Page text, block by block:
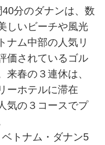
分のダナンは、数
しいビーチや風光
ナム中部の人気リ
価されているゴル
来春の３連休は、
ーホテルに滞在
気の３コースでプ
トナム・ダナン5